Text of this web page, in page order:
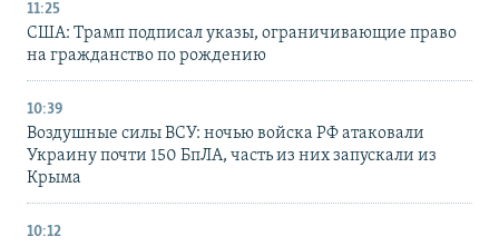
11:25
США: Трамп подписал указы, ограничивающие право
на гражданство по рождению
10:39
Воздушные силы ВСУ: ночью войска РФ атаковали
Украину почти 150 БпЛА, часть из них запускали из
Крыма
10:12